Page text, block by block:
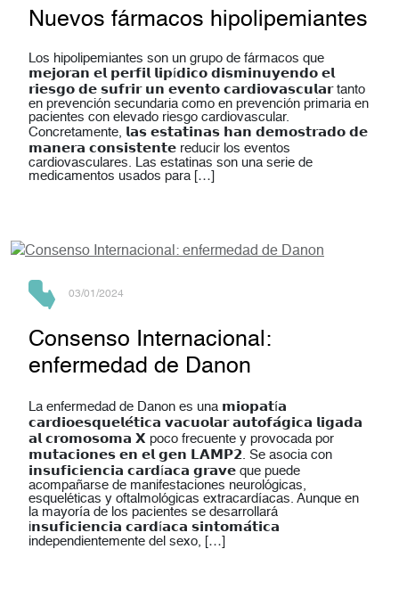
Nuevos fármacos hipolipemiantes
Los hipolipemiantes son un grupo de fármacos que
𝗺𝗲𝗷𝗼𝗿𝗮𝗻 𝗲𝗹 𝗽𝗲𝗿𝗳𝗶𝗹 𝗹𝗶𝗽í𝗱𝗶𝗰𝗼 𝗱𝗶𝘀𝗺𝗶𝗻𝘂𝘆𝗲𝗻𝗱𝗼 𝗲𝗹
𝗿𝗶𝗲𝘀𝗴𝗼 𝗱𝗲 𝘀𝘂𝗳𝗿𝗶𝗿 𝘂𝗻 𝗲𝘃𝗲𝗻𝘁𝗼 𝗰𝗮𝗿𝗱𝗶𝗼𝘃𝗮𝘀𝗰𝘂𝗹𝗮𝗿 tanto
en prevención secundaria como en prevención primaria en
pacientes con elevado riesgo cardiovascular.
Concretamente, 𝗹𝗮𝘀 𝗲𝘀𝘁𝗮𝘁𝗶𝗻𝗮𝘀 𝗵𝗮𝗻 𝗱𝗲𝗺𝗼𝘀𝘁𝗿𝗮𝗱𝗼 𝗱𝗲
𝗺𝗮𝗻𝗲𝗿𝗮 𝗰𝗼𝗻𝘀𝗶𝘀𝘁𝗲𝗻𝘁𝗲 reducir los eventos
cardiovasculares. Las estatinas son una serie de
medicamentos usados para […]
03/01/2024
Consenso Internacional:
enfermedad de Danon
La enfermedad de Danon es una 𝗺𝗶𝗼𝗽𝗮𝘁í𝗮
𝗰𝗮𝗿𝗱𝗶𝗼𝗲𝘀𝗾𝘂𝗲𝗹𝗲́𝘁𝗶𝗰𝗮 𝘃𝗮𝗰𝘂𝗼𝗹𝗮𝗿 𝗮𝘂𝘁𝗼𝗳𝗮́𝗴𝗶𝗰𝗮 𝗹𝗶𝗴𝗮𝗱𝗮
𝗮𝗹 𝗰𝗿𝗼𝗺𝗼𝘀𝗼𝗺𝗮 𝗫 poco frecuente y provocada por
𝗺𝘂𝘁𝗮𝗰𝗶𝗼𝗻𝗲𝘀 𝗲𝗻 𝗲𝗹 𝗴𝗲𝗻 𝗟𝗔𝗠𝗣𝟮. Se asocia con
𝗶𝗻𝘀𝘂𝗳𝗶𝗰𝗶𝗲𝗻𝗰𝗶𝗮 𝗰𝗮𝗿𝗱í𝗮𝗰𝗮 𝗴𝗿𝗮𝘃𝗲 que puede
acompañarse de manifestaciones neurológicas,
esqueléticas y oftalmológicas extracardíacas. Aunque en
la mayoría de los pacientes se desarrollará
i𝗻𝘀𝘂𝗳𝗶𝗰𝗶𝗲𝗻𝗰𝗶𝗮 𝗰𝗮𝗿𝗱í𝗮𝗰𝗮 𝘀𝗶𝗻𝘁𝗼𝗺𝗮́𝘁𝗶𝗰𝗮
independientemente del sexo, […]